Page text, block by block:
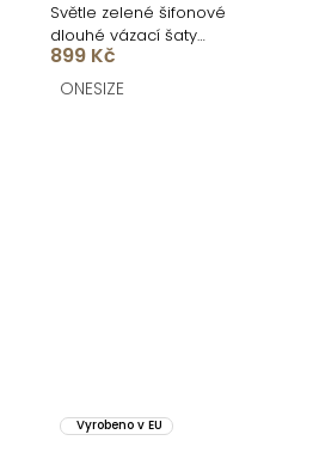
Světle zelené šifonové
dlouhé vázací šaty
VIONELA
899 Kč
ONESIZE
Vyrobeno v EU